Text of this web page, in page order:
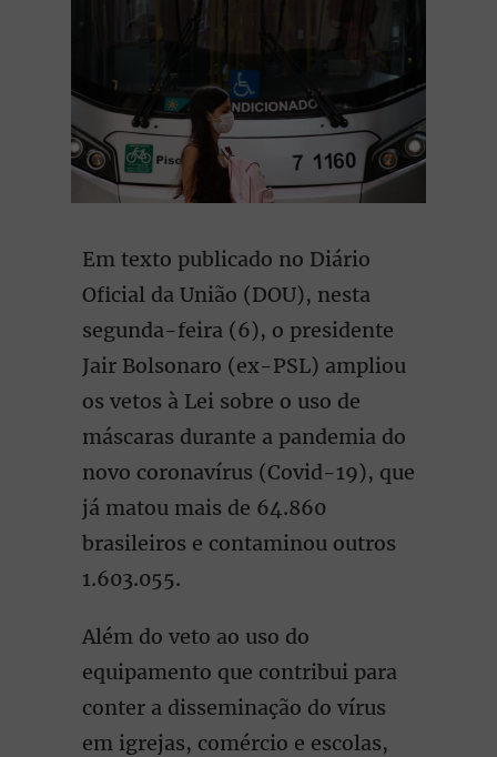
Em texto publicado no Diário
Oficial da União (DOU), nesta
segunda-feira (6), o presidente
Jair Bolsonaro (ex-PSL) ampliou
os vetos à Lei sobre o uso de
máscaras durante a pandemia do
novo coronavírus (Covid-19), que
já matou mais de 64.860
brasileiros e contaminou outros
1.603.055.
Além do veto ao uso do
equipamento que contribui para
conter a disseminação do vírus
em igrejas, comércio e escolas,